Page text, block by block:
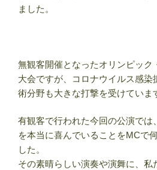
ました。
無観客開催となったオリンピック
大会ですが、コロナウイルス感染
術分野も大きな打撃を受けていま
有観客で行われた今回の公演では
を本当に喜んでいることをMCで
した。
その素晴らしい演奏や演舞に、私